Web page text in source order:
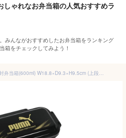
しゃれなお弁当箱の人気おすすめラ
みんながおすすめしたお弁当箱をランキング
箱をチェックしてみよう！
PUMA キッズランチ 2段密封弁当箱(600ml) W18.8×D9.3×H9.5cm (上段330・下段270ml) PM537 日本製